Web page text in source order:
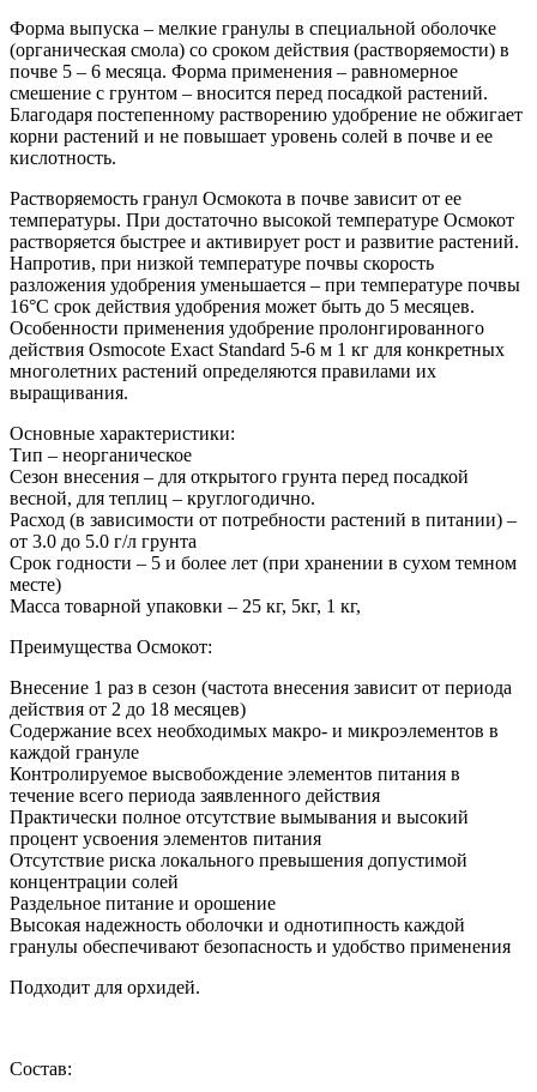
Форма выпуска – мелкие гранулы в специальной оболочке
(органическая смола) со сроком действия (растворяемости) в
почве 5 – 6 месяца. Форма применения – равномерное
смешение с грунтом – вносится перед посадкой растений.
Благодаря постепенному растворению удобрение не обжигает
корни растений и не повышает уровень солей в почве и ее
кислотность.
Растворяемость гранул Осмокота в почве зависит от ее
температуры. При достаточно высокой температуре Осмокот
растворяется быстрее и активирует рост и развитие растений.
Напротив, при низкой температуре почвы скорость
разложения удобрения уменьшается – при температуре почвы
16°С срок действия удобрения может быть до 5 месяцев.
Особенности применения удобрение пролонгированного
действия Osmocote Exact Standard 5-6 м 1 кг для конкретных
многолетних растений определяются правилами их
выращивания.
Основные характеристики:
Тип – неорганическое
Сезон внесения – для открытого грунта перед посадкой
весной, для теплиц – круглогодично.
Расход (в зависимости от потребности растений в питании) –
от 3.0 до 5.0 г/л грунта
Срок годности – 5 и более лет (при хранении в сухом темном
месте)
Масса товарной упаковки – 25 кг, 5кг, 1 кг,
Преимущества Осмокот:
Внесение 1 раз в сезон (частота внесения зависит от периода
действия от 2 до 18 месяцев)
Содержание всех необходимых макро- и микроэлементов в
каждой грануле
Контролируемое высвобождение элементов питания в
течение всего периода заявленного действия
Практически полное отсутствие вымывания и высокий
процент усвоения элементов питания
Отсутствие риска локального превышения допустимой
концентрации солей
Раздельное питание и орошение
Высокая надежность оболочки и однотипность каждой
гранулы обеспечивают безопасность и удобство применения
Подходит для орхидей.
Состав: